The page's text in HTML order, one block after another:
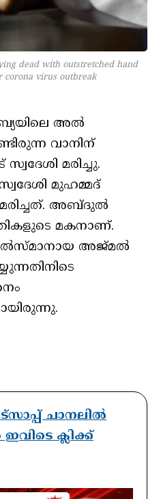
dead with outstretched hand
corona virus outbreak
അൽ
വാനിന്
സ്വദേശി മരിച്ചു.
മുഹമ്മദ്
അബ്ദുൽ
മകനാണ്.
അജ്മൽ
ചാനലിൽ
ക്ലിക്ക്